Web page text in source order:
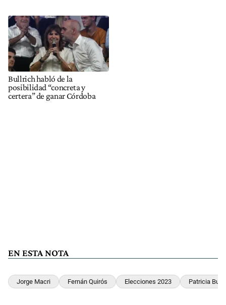
Bullrich habló de la
posibilidad “concreta y
certera” de ganar Córdoba
EN ESTA NOTA
Jorge Macri Fernán Quirós Elecciones 2023 Patricia